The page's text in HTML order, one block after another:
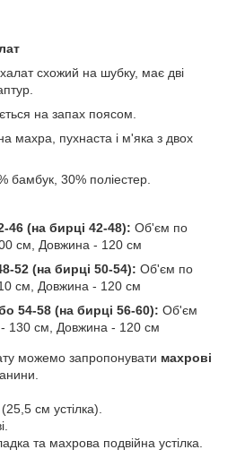
схожий на шубку, має дві
на запах поясом.
махра, пухнаста і м'яка з двох
бамбук, 30% поліестер.
46 (на бирці 42-48): Об'єм по
см, Довжина - 120 см
52 (на бирці 50-54): Об'єм по
см, Довжина - 120 см
54-58 (на бирці 56-60): Об'єм
- 130 см, Довжина - 120 см
можемо запропонувати махрові
см устілка).
та махрова подвійна устілка.